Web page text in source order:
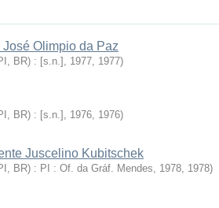
Olimpio da Paz
BR) : [s.n.], 1977, 1977)
BR) : [s.n.], 1976, 1976)
Juscelino Kubitschek
BR) : PI : Of. da Gráf. Mendes, 1978, 1978)